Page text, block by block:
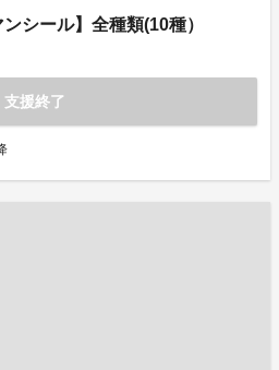
シール】全種類(10種）
支援終了